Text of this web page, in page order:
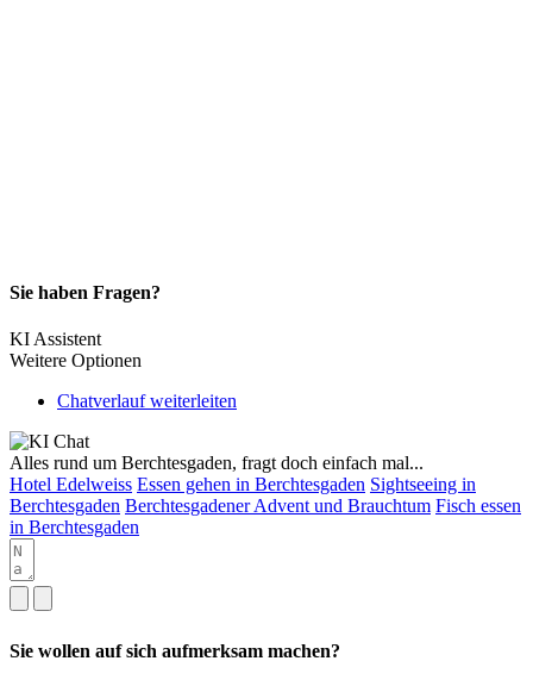
Sie haben Fragen?
KI Assistent
Weitere Optionen
Chatverlauf weiterleiten
Alles rund um Berchtesgaden, fragt doch einfach mal...
Hotel Edelweiss Essen gehen in Berchtesgaden Sightseeing in
Berchtesgaden Berchtesgadener Advent und Brauchtum Fisch essen
in Berchtesgaden
Sie wollen auf sich aufmerksam machen?